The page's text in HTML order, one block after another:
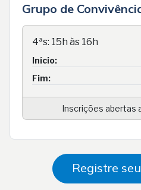
Grupo de
4ªs: 15h às 16h
Início:
Fim:
Inscrições abertas
Registre